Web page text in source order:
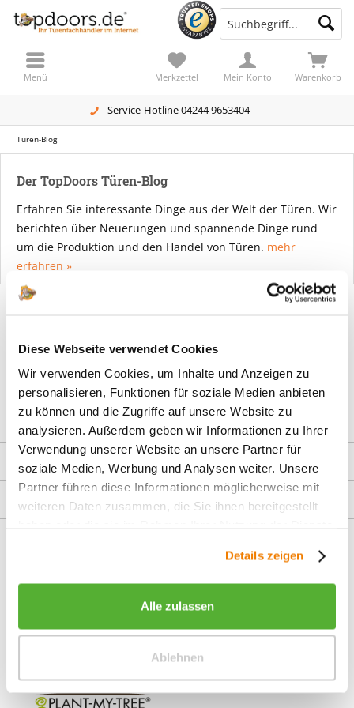
Diese Webseite verwendet Cookies
Wir verwenden Cookies, um Inhalte und Anzeigen zu
personalisieren, Funktionen für soziale Medien anbieten
zu können und die Zugriffe auf unsere Website zu
analysieren. Außerdem geben wir Informationen zu Ihrer
Verwendung unserer Website an unsere Partner für
soziale Medien, Werbung und Analysen weiter. Unsere
Partner führen diese Informationen möglicherweise mit
weiteren Daten zusammen, die Sie ihnen bereitgestellt
Details zeigen
Alle zulassen
Ablehnen
Service-Hotline 04244 9653404
Warenkorb
Merkzettel Mein Konto
Menü
Türen-Blog
Der TopDoors Türen-Blog
Erfahren Sie interessante Dinge aus der Welt der Türen. Wir
berichten über Neuerungen und spannende Dinge rund
um die Produktion und den Handel von Türen. mehr
erfahren »
Über uns
Shop Service
Informationen
Service Hotline